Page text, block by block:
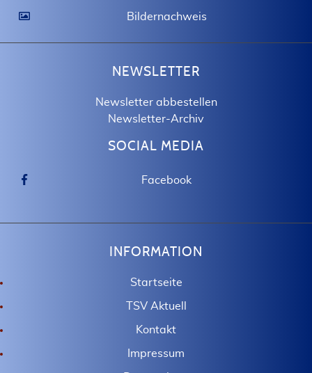
Bildernachweis
NEWSLETTER
Newsletter abbestellen
Newsletter-Archiv
SOCIAL MEDIA
Facebook
INFORMATION
Startseite
TSV Aktuell
Kontakt
Impressum